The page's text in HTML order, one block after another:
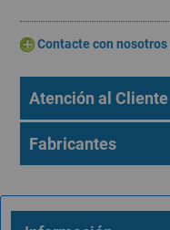
Atención al Cliente
Fabricantes
Contacte con nosotros